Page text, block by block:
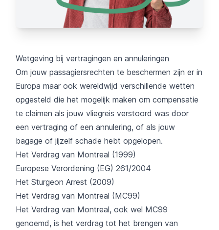
Wetgeving bij vertragingen en annuleringen
Om jouw passagiersrechten te beschermen zijn er in
Europa maar ook wereldwijd verschillende wetten
opgesteld die het mogelijk maken om compensatie
te claimen als jouw vliegreis verstoord was door
een vertraging of een annulering, of als jouw
bagage of jijzelf schade hebt opgelopen.
Het Verdrag van Montreal (1999)
Europese Verordening (EG) 261/2004
Het Sturgeon Arrest (2009)
Het Verdrag van Montreal (MC99)
Het Verdrag van Montreal, ook wel MC99
genoemd, is het verdrag tot het brengen van